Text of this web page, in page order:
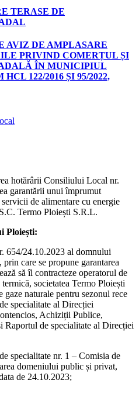
TERASE DE
AVIZ DE AMPLASARE
PRIVIND COMERȚUL ȘI
ÎN MUNICIPIUL
122/2016 ȘI 95/2022,
hotărârii Consiliului Local nr.
garantării unui împrumut
de alimentare cu energie
Termo Ploiești S.R.L.
Ploiești:
654/24.10.2023 al domnului
care se propune garantarea
să îl contracteze operatorul de
societatea Termo Ploiești
naturale pentru sezonul rece
specialitate al Direcției
Achiziții Publice,
Raportul de specialitate al Direcției
specialitate nr. 1 – Comisia de
domeniului public și privat,
de 24.10.2023;